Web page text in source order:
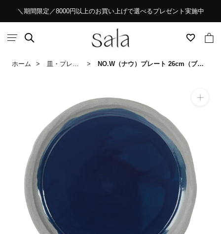
キ
ッ
＼期間限定／8000円以上のお買い上げで選べるプレゼント実施中
ホーム 皿・プレート NO.W（ナウ）プレート 26cm（ブルー）